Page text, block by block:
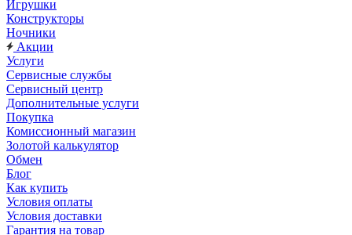
Игрушки
Конструкторы
Ночники
Акции
Услуги
Сервисные службы
Сервисный центр
Дополнительные услуги
Покупка
Комиссионный магазин
Золотой калькулятор
Обмен
Блог
Как купить
Условия оплаты
Условия доставки
Гарантия на товар